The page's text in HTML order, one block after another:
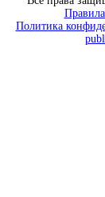
Политика